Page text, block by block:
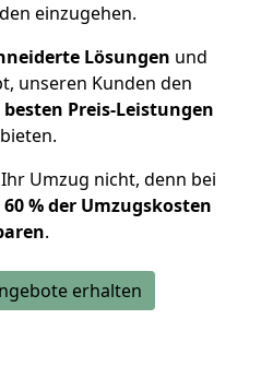
einzugehen.
Lösungen und
unseren Kunden den
besten Preis-Leistungen
Umzug nicht, denn bei
60 % der Umzugskosten
.
erhalten